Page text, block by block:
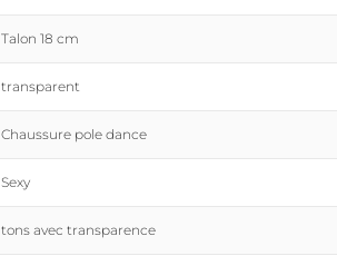
Talon 18 cm
transparent
Chaussure pole dance
Sexy
tons avec transparence